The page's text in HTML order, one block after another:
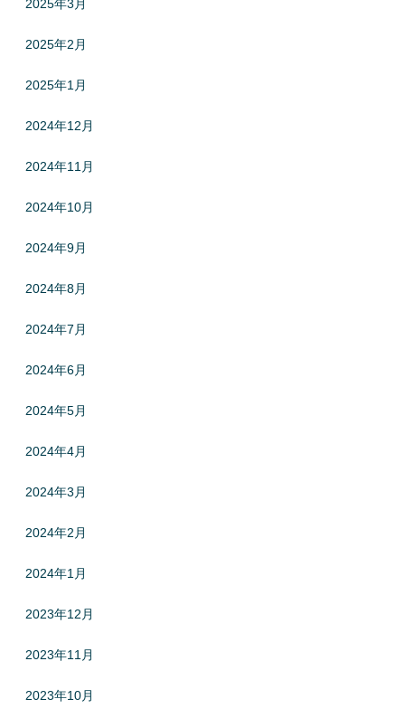
2025年3月
2025年2月
2025年1月
2024年12月
2024年11月
2024年10月
2024年9月
2024年8月
2024年7月
2024年6月
2024年5月
2024年4月
2024年3月
2024年2月
2024年1月
2023年12月
2023年11月
2023年10月